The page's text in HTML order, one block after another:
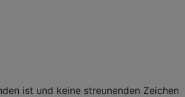
ist und keine streunenden Zeichen